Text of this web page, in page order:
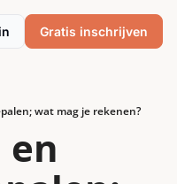
CoachGratis inschrijven
wat mag je rekenen?